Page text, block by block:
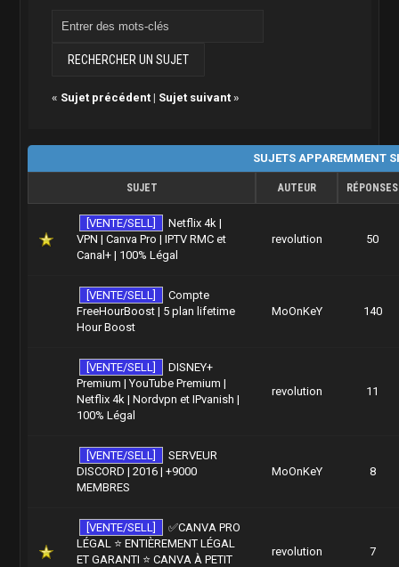
« Sujet précédent| Sujet suivant»
SUJETS APPAREMMENT
SUJET AUTEUR RÉPONSES
[VENTE/SELL]
Netflix 4k |
VPN | Canva Pro | IPTV RMC et
Canal+ | 100% Légal
revolution 50
[VENTE/SELL]
Compte
FreeHourBoost | 5 plan lifetime
Hour Boost
MoOnKeY 140
[VENTE/SELL]
DISNEY+
Premium | YouTube Premium |
Netflix 4k | Nordvpn et IPvanish |
100% Légal
revolution 11
[VENTE/SELL]
SERVEUR
DISCORD | 2016 | +9000
MEMBRES
MoOnKeY 8
[VENTE/SELL]
✅CANVA PRO
LÉGAL ⭐ ENTIÈREMENT LÉGAL
ET GARANTI ⭐ CANVA À PETIT
revolution 7